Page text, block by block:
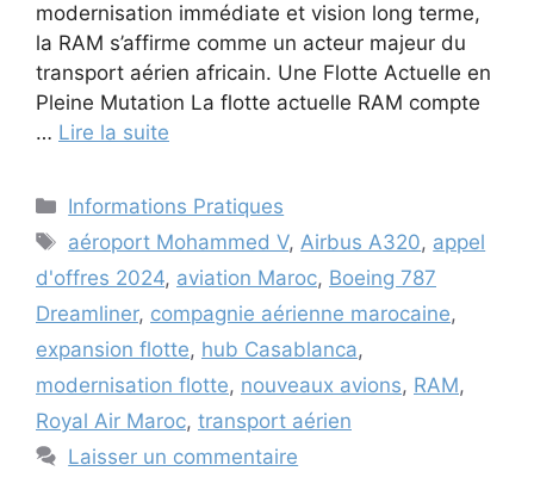
modernisation immédiate et vision long terme,
la RAM s’affirme comme un acteur majeur du
transport aérien africain. Une Flotte Actuelle en
Pleine Mutation La flotte actuelle RAM compte
… Lire la suite
Catégories
Informations Pratiques
Étiquettes
aéroport Mohammed V,Airbus A320, appel
d'offres 2024, aviation Maroc, Boeing 787
Dreamliner, compagnie aérienne marocaine,
expansion flotte, hub Casablanca,
modernisation flotte, nouveaux avions, RAM,
Royal Air Maroc, transport aérien
Laisser un commentaire